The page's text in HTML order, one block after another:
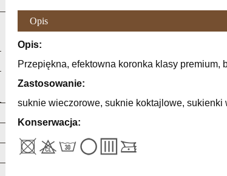
Opis
Opis:
Przepiękna, efektowna koronka klasy
Zastosowanie:
suknie wieczorowe, suknie koktajlowe,
Konserwacja: